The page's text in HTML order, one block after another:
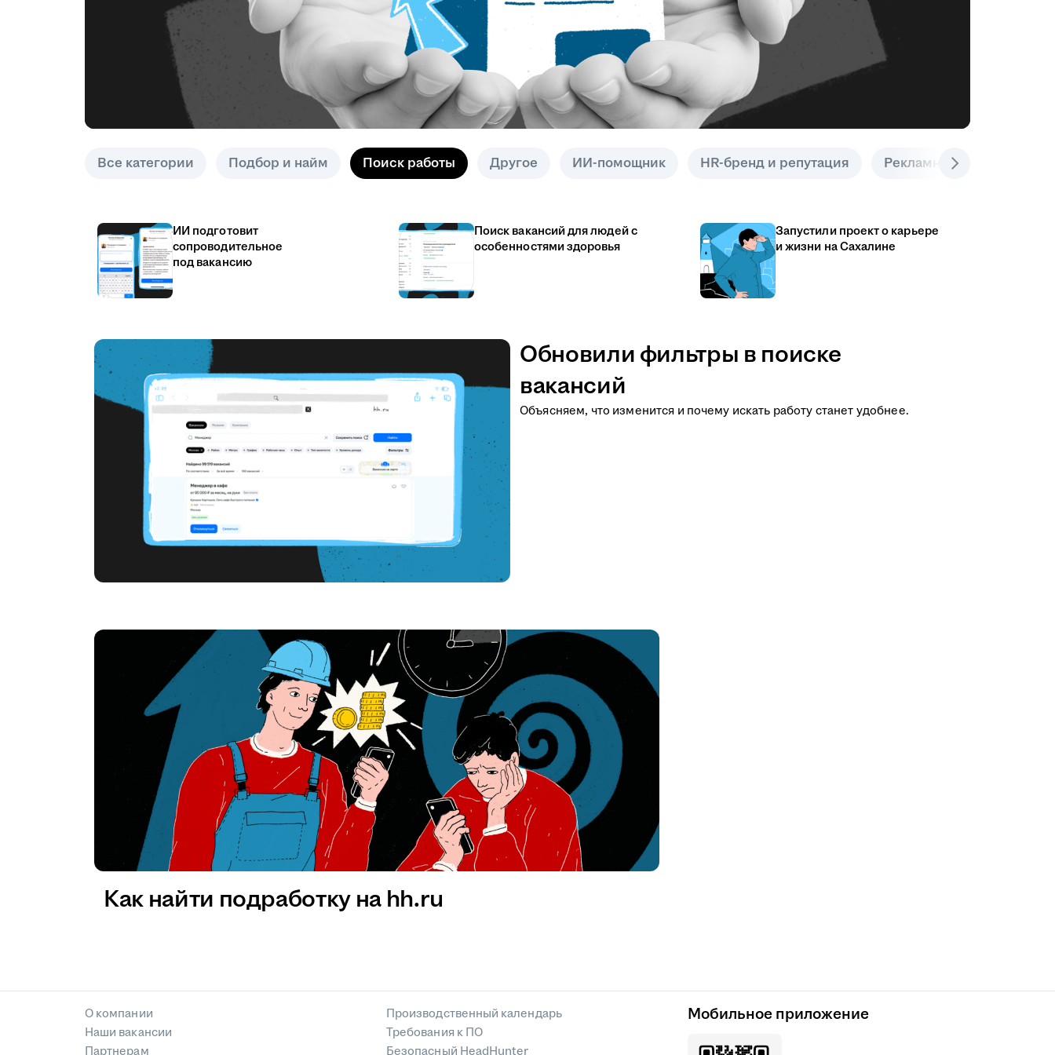
Все категории Подбор и найм Поиск работы Другое ИИ-помощник HR-бренд и репутация Рекламные инструменты
ИИ подготовит
сопроводительное
под вакансию
Поиск вакансий для людей с
особенностями здоровья
Запустили проект о карьере
и жизни на Сахалине
Обновили фильтры в поиске
вакансий
Объясняем, что изменится и почему искать работу станет удобнее.
Как найти подработку на hh.ru
О компании
Наши вакансии
Партнерам
Производственный календарь
Требования к ПО
Безопасный HeadHunter
Мобильное приложение